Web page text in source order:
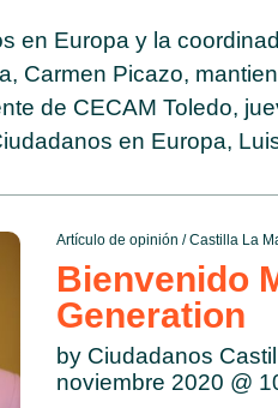
en Europa y la
Carmen Picazo,
de CECAM Toledo,
en Europa,
Artículo de opinión /Castilla La
Bienvenido
Generation
by Ciudadanos
noviembre 2020 @